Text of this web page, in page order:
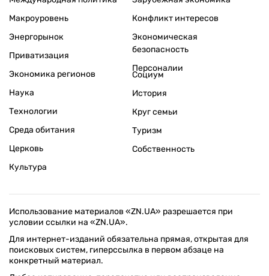
Макроуровень
Энергорынок
Приватизация
Экономика регионов
Конфликт интересов
Экономическая
безопасность
Персоналии
Наука
Технологии
Среда обитания
Церковь
Культура
Социум
История
Круг семьи
Туризм
Собственность
Использование материалов «ZN.UA» разрешается при
условии ссылки на «ZN.UA».
Для интернет-изданий обязательна прямая, открытая для
поисковых систем, гиперссылка в первом абзаце на
конкретный материал.